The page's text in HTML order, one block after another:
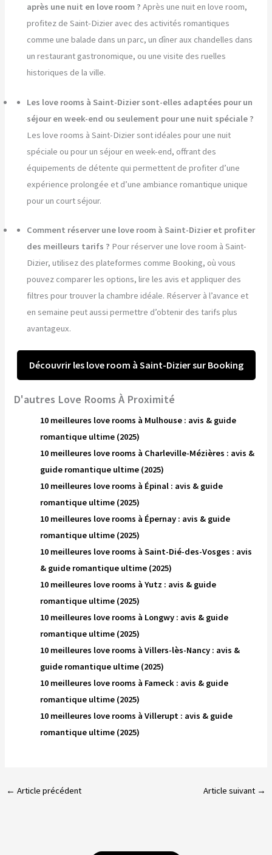
après une nuit en love room ? Après une nuit en love room,
profitez de Saint-Dizier avec des activités romantiques
comme une balade dans un parc, un dîner aux chandelles dans
un restaurant gastronomique, ou une visite des ruelles
historiques de la ville.
Les love rooms à Saint-Dizier sont-elles adaptées pour un
séjour en week-end ou seulement pour une nuit spéciale ?
Les love rooms à Saint-Dizier sont idéales pour une nuit
spéciale ou pour un séjour en week-end, offrant des
équipements de détente qui permettent de profiter d’une
expérience prolongée et d’une ambiance romantique unique
pour un court séjour.
Comment réserver une love room à Saint-Dizier et profiter
des meilleurs tarifs ? Pour réserver une love room à Saint-
Dizier, utilisez des plateformes comme Booking, où vous
pouvez comparer les options, lire les avis et appliquer des
filtres pour trouver la chambre idéale. Réserver à l’avance et
en semaine peut aussi permettre d’obtenir des tarifs plus
avantageux.
Découvrir les love room à Saint-Dizier sur Booking
D'autres Love Rooms À Proximité
10 meilleures love rooms à Mulhouse : avis & guide
romantique ultime (2025)
10 meilleures love rooms à Charleville-Mézières : avis &
guide romantique ultime (2025)
10 meilleures love rooms à Épinal : avis & guide
romantique ultime (2025)
10 meilleures love rooms à Épernay : avis & guide
romantique ultime (2025)
10 meilleures love rooms à Saint-Dié-des-Vosges : avis
& guide romantique ultime (2025)
10 meilleures love rooms à Yutz : avis & guide
romantique ultime (2025)
10 meilleures love rooms à Longwy : avis & guide
romantique ultime (2025)
10 meilleures love rooms à Villers-lès-Nancy : avis &
guide romantique ultime (2025)
10 meilleures love rooms à Fameck : avis & guide
romantique ultime (2025)
10 meilleures love rooms à Villerupt : avis & guide
romantique ultime (2025)
← Article précédent Article suivant →